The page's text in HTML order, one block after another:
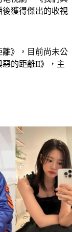
獲得傑出的收視
離》，目前尚未公
惡的距離II》，主